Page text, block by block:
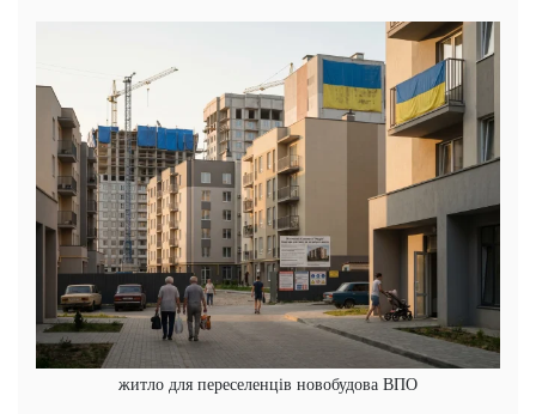
житло для переселенців новобудова ВПО